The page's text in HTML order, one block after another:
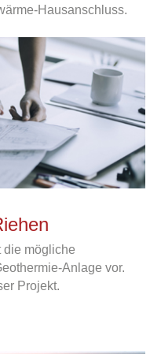
Hausanschluss.
die mögliche
Anlage vor.
Projekt.